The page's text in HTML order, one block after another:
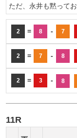
ただ、永井も黙って
2 = 8 - 7
2 = 7 - 8
2 = 3 - 8
11R